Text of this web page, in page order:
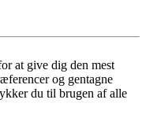
at give dig den mest
og gentagne
du til brugen af alle